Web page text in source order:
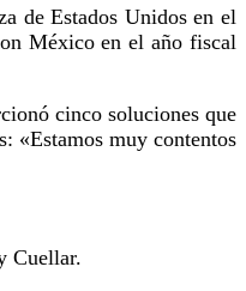
de Estados Unidos en el
México en el año fiscal
cinco soluciones que
«Estamos muy contentos
Cuellar.